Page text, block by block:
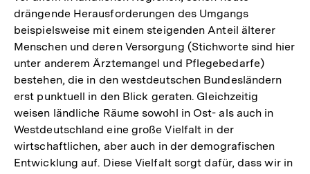
Vielfach ist die Rede davon, dass in Ostdeutschland,
vor allem in ländlichen Regionen, schon heute
drängende Herausforderungen des Umgangs
beispielsweise mit einem steigenden Anteil älterer
Menschen und deren Versorgung (Stichworte sind hier
unter anderem Ärztemangel und Pflegebedarfe)
bestehen, die in den westdeutschen Bundesländern
erst punktuell in den Blick geraten. Gleichzeitig
weisen ländliche Räume sowohl in Ost- als auch in
Westdeutschland eine große Vielfalt in der